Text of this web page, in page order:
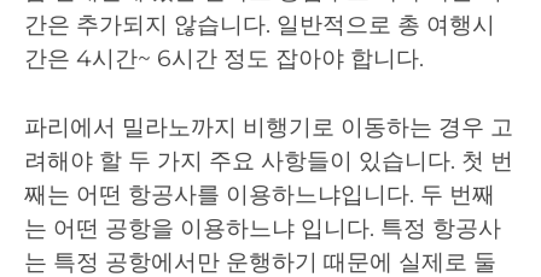
간은 추가되지 않습니다. 일반적으로 총 여행시
간은 4시간~ 6시간 정도 잡아야 합니다.
파리에서 밀라노까지 비행기로 이동하는 경우 고
려해야 할 두 가지 주요 사항들이 있습니다. 첫 번
째는 어떤 항공사를 이용하느냐입니다. 두 번째
는 어떤 공항을 이용하느냐 입니다. 특정 항공사
는 특정 공항에서만 운행하기 때문에 실제로 둘